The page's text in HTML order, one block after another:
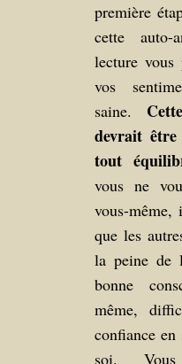
première
cette auto-
lecture vous
vos
saine.
devrait
tout
vous ne
vous-
que les
la peine de
bonne
même,
confiance en
soi. Vous